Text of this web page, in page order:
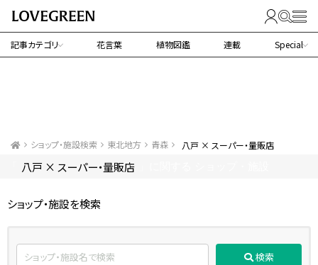
記事カテゴリ 花言葉 植物図鑑 連載 Special
ショップ・施設検索 東北地方 青森
八戸 × スーパー・量販店
八戸 × スーパー・量販店
ショップ・施設を検索
検索